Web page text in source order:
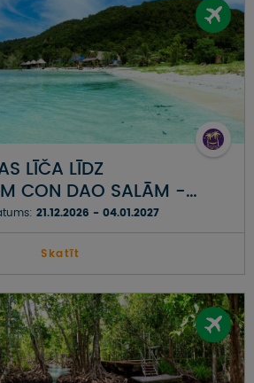
LĪČA LĪDZ
CON DAO SALĀM -
VJETNAMĀ
21.12.2026 - 04.01.2027
Skatīt